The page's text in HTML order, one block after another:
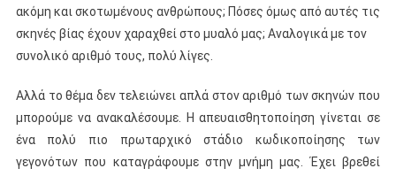
ακόμη και σκοτωμένους ανθρώπους; Πόσες όμως από αυτές τις
σκηνές βίας έχουν χαραχθεί στο μυαλό μας; Αναλογικά με τον
συνολικό αριθμό τους, πολύ λίγες.
Αλλά το θέμα δεν τελειώνει απλά στον αριθμό των σκηνών που
μπορούμε να ανακαλέσουμε. Η απευαισθητοποίηση γίνεται σε
ένα πολύ πιο πρωταρχικό στάδιο κωδικοποίησης των
γεγονότων που καταγράφουμε στην μνήμη μας. Έχει βρεθεί